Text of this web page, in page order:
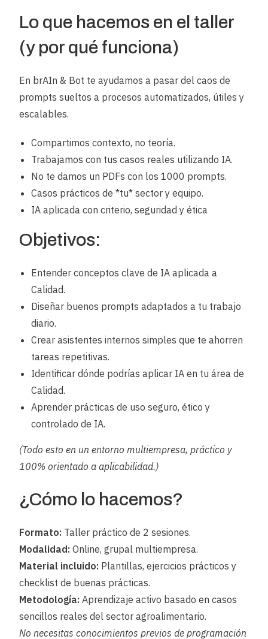
Lo que hacemos en el taller
(y por qué funciona)
En brAIn & Bot te ayudamos a pasar del caos de
prompts sueltos a procesos automatizados, útiles y
escalables.
Compartimos contexto, no teoría.
Trabajamos con tus casos reales utilizando IA.
No te damos un PDFs con los 1000 prompts.
Casos prácticos de *tu* sector y equipo.
IA aplicada con criterio, seguridad y ética
Objetivos:
Entender conceptos clave de IA aplicada a
Calidad.
Diseñar buenos prompts adaptados a tu trabajo
diario.
Crear asistentes internos simples que te ahorren
tareas repetitivas.
Identificar dónde podrías aplicar IA en tu área de
Calidad.
Aprender prácticas de uso seguro, ético y
controlado de IA.
(Todo esto en un entorno multiempresa, práctico y
100% orientado a aplicabilidad.)
¿Cómo lo hacemos?
Formato: Taller práctico de 2 sesiones.
Modalidad: Online, grupal multiempresa.
Material incluido: Plantillas, ejercicios prácticos y
checklist de buenas prácticas.
Metodología: Aprendizaje activo basado en casos
sencillos reales del sector agroalimentario.
No necesitas conocimientos previos de programación